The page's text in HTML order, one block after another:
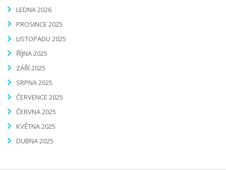
LEDNA 2026
PROSINCE 2025
LISTOPADU 2025
ŘÍJNA 2025
ZÁŘÍ 2025
SRPNA 2025
ČERVENCE 2025
ČERVNA 2025
KVĚTNA 2025
DUBNA 2025